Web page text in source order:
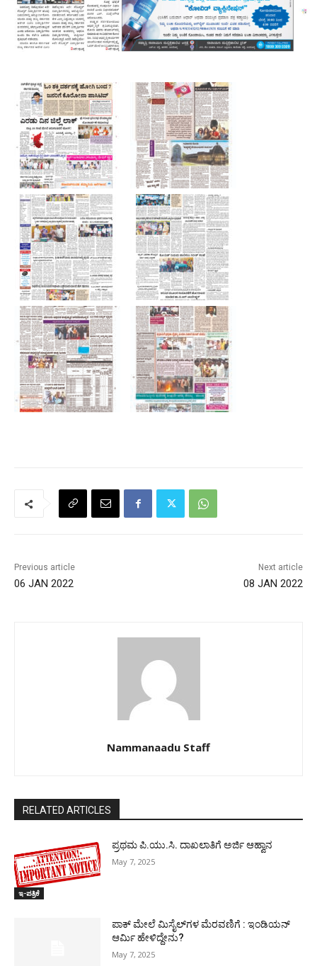
Previous article
06 JAN 2022
Next article
08 JAN 2022
Nammanaadu Staff
RELATED ARTICLES
ಇ-ಪತ್ರಿಕೆ
ಪ್ರಥಮ ಪಿ.ಯು.ಸಿ. ದಾಖಲಾತಿಗೆ ಅರ್ಜಿ ಆಹ್ವಾನ
May 7, 2025
ಪಾಕ್​ ಮೇಲೆ ಮಿಸೈಲ್​ಗಳ ಮೆರವಣಿಗೆ : ಇಂಡಿಯನ್
ಆರ್ಮಿ ಹೇಳಿದ್ದೇನು?
May 7, 2025